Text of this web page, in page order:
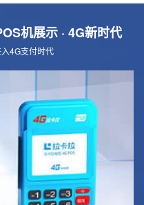
机展示· 4G新时代
4G支付时代